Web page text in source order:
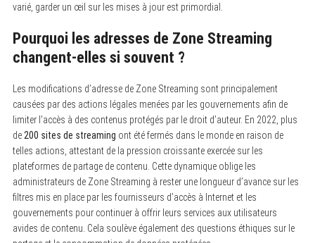
varié, garder un œil sur les mises à jour est primordial.
Pourquoi les adresses de Zone Streaming
changent-elles si souvent ?
Les modifications d’adresse de Zone Streaming sont principalement
causées par des actions légales menées par les gouvernements afin de
limiter l’accès à des contenus protégés par le droit d’auteur. En 2022, plus
de 200 sites de streaming ont été fermés dans le monde en raison de
telles actions, attestant de la pression croissante exercée sur les
plateformes de partage de contenu. Cette dynamique oblige les
administrateurs de Zone Streaming à rester une longueur d’avance sur les
filtres mis en place par les fournisseurs d’accès à Internet et les
gouvernements pour continuer à offrir leurs services aux utilisateurs
avides de contenu. Cela soulève également des questions éthiques sur le